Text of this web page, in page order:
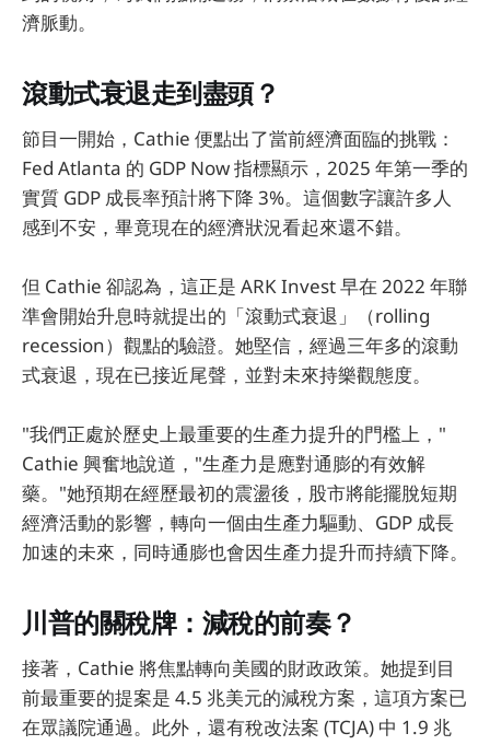
濟脈動。
滾動式衰退走到盡頭？
節目一開始，Cathie 便點出了當前經濟面臨的挑戰：
Fed Atlanta 的 GDP Now 指標顯示，2025 年第一季的
實質 GDP 成長率預計將下降 3%。這個數字讓許多人
感到不安，畢竟現在的經濟狀況看起來還不錯。
但 Cathie 卻認為，這正是 ARK Invest 早在 2022 年聯
準會開始升息時就提出的「滾動式衰退」（rolling
recession）觀點的驗證。她堅信，經過三年多的滾動
式衰退，現在已接近尾聲，並對未來持樂觀態度。
"我們正處於歷史上最重要的生產力提升的門檻上，"
Cathie 興奮地說道，"生產力是應對通膨的有效解
藥。"她預期在經歷最初的震盪後，股市將能擺脫短期
經濟活動的影響，轉向一個由生產力驅動、GDP 成長
加速的未來，同時通膨也會因生產力提升而持續下降。
川普的關稅牌：減稅的前奏？
接著，Cathie 將焦點轉向美國的財政政策。她提到目
前最重要的提案是 4.5 兆美元的減稅方案，這項方案已
在眾議院通過。此外，還有稅改法案 (TCJA) 中 1.9 兆